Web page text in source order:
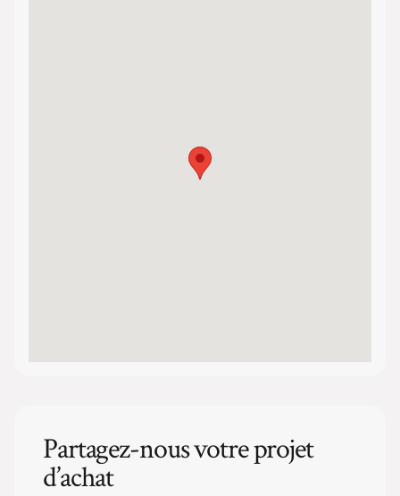
Partagez-nous votre projet
d’achat